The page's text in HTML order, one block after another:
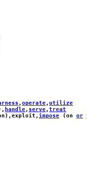
,operate,utilize
handle, serve,treat
),exploit ,impose (on or